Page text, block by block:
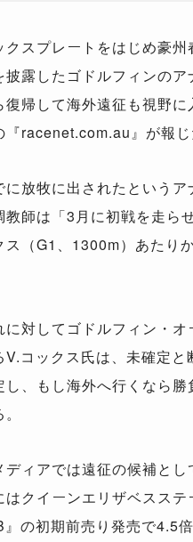
スプレートをはじめ豪州
披露したゴドルフィンのア
復帰して海外遠征も視野
『racenet.com.au』が報じ
放牧に出されたというア
教師は「3月に初戦を走ら
ス（G1、1300m）あたり
対してゴドルフィン・オ
V.コックス氏は、未確定
し、もし海外へ行くなら
ィアでは遠征の候補とし
はクイーンエリザベスス
』の初期前売り発売で4.5